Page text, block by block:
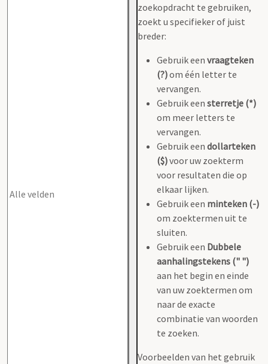
zoekopdracht te gebruiken,
zoekt u specifieker of juist
breder:
Gebruik een vraagteken
(?)om één letter te
vervangen.
Gebruik een sterretje (*)
om meer letters te
vervangen.
Gebruik een dollarteken
($)voor uw zoekterm
voor resultaten die op
elkaar lijken.
Gebruik een minteken (-)
om zoektermen uit te
sluiten.
Gebruik een Dubbele
aanhalingstekens (" ")
aan het begin en einde
van uw zoektermen om
naar de exacte
combinatie van woorden
te zoeken.
Voorbeelden van het gebruik